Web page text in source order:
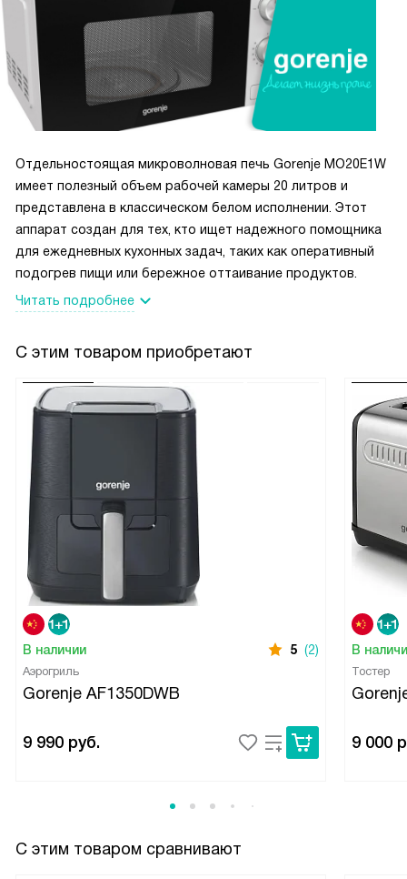
А еще, что не маловажно, очистка AquaClean делает
уборку микроволновки простой и быстрой. Теперь я не
трачу лишнее время на чистку, а могу больше времени
провести с семьей.
Важной особенностью является защитное отключение и
блокировка работы при открытой дверце. Это добавляет
уверенности в безопасности использования, особенно
если в доме есть маленькие дети.
В общем, я очень доволен покупкой! Эта микроволновка
сделала мою жизнь на кухне намного проще и приятнее!
Отдельностоящая микроволновая печь Gorenje MO20E1W
имеет полезный объем рабочей камеры 20 литров и
представлена в классическом белом исполнении. Этот
аппарат создан для тех, кто ищет надежного помощника
для ежедневных кухонных задач, таких как оперативный
подогрев пищи или бережное оттаивание продуктов.
Читать подробнее
С этим товаром приобретают
В наличии 5 (2)
Аэрогриль
Gorenje AF1350DWB
9 990 руб.
В
Тостер
9 000
С этим товаром сравнивают